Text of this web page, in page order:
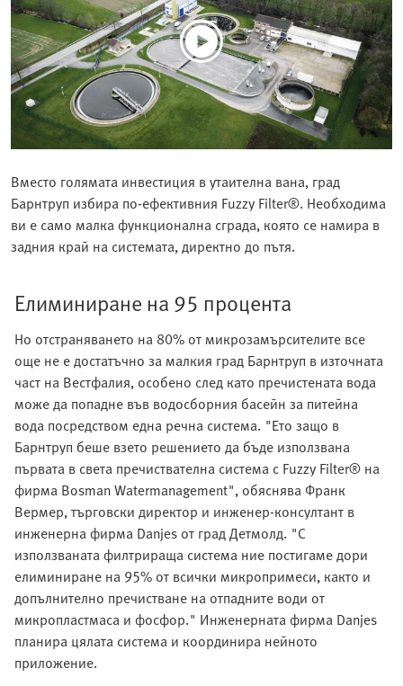
Вместо голямата инвестиция в утаителна вана, град
Барнтруп избира по-ефективния Fuzzy Filter®. Необходима
ви е само малка функционална сграда, която се намира в
задния край на системата, директно до пътя.
Елиминиране на 95 процента
Но отстраняването на 80% от микрозамърсителите все
още не е достатъчно за малкия град Барнтруп в източната
част на Вестфалия, особено след като пречистената вода
може да попадне във водосборния басейн за питейна
вода посредством една речна система. "Ето защо в
Барнтруп беше взето решението да бъде използвана
първата в света пречиствателна система с Fuzzy Filter® на
фирма Bosman Watermanagement", обяснява Франк
Вермер, търговски директор и инженер-консултант в
инженерна фирма Danjes от град Детмолд. "С
използваната филтрираща система ние постигаме дори
елиминиране на 95% от всички микропримеси, както и
допълнително пречистване на отпадните води от
микропластмаса и фосфор." Инженерната фирма Danjes
планира цялата система и координира нейното
приложение.